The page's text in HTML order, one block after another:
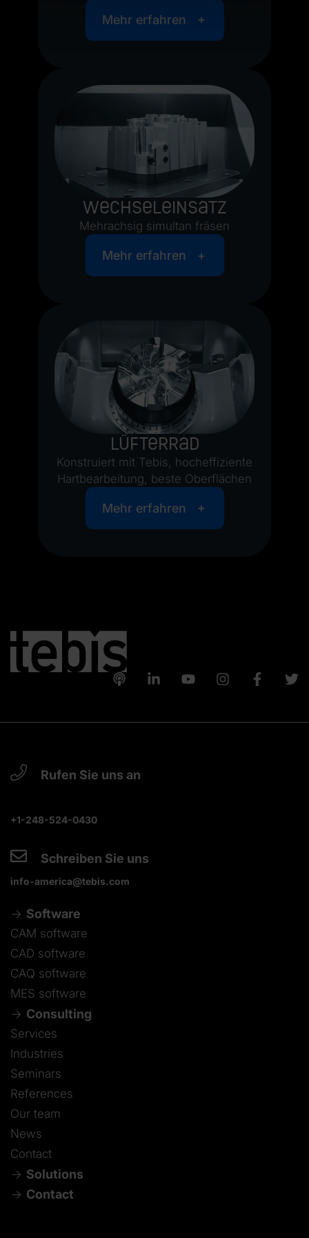
Mehr erfahren
Wechseleinsatz
Mehrachsig simultan fräsen
Mehr erfahren
Lüfterrad
Konstruiert mit Tebis, hocheffiziente
Hartbearbeitung, beste Oberflächen
Mehr erfahren
Rufen Sie uns an
+1-248-524-0430
Schreiben Sie uns
info-america@tebis.com
Software
CAM software
CAD software
CAQ software
MES software
Consulting
Services
Industries
Seminars
References
Our team
News
Contact
Solutions
Contact